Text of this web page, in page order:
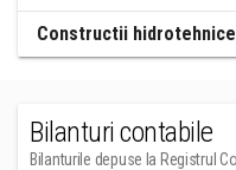
Constructii hidrotehnice
Bilanturi contabile
Bilanturile depuse la Registrul